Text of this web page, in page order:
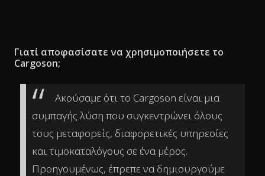
Γιατί αποφασίσατε να χρησιμοποιήσετε το
Cargoson;
Ακούσαμε ότι το Cargoson είναι μια
συμπαγής λύση που συγκεντρώνει όλους
τους μεταφορείς, διαφορετικές υπηρεσίες
και τιμοκαταλόγους σε ένα μέρος.
Προηγουμένως, έπρεπε να δημιουργούμε